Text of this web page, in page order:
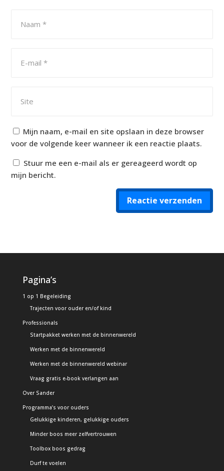
Mijn naam, e-mail en site opslaan in deze browser
voor de volgende keer wanneer ik een reactie plaats.
Stuur me een e-mail als er gereageerd wordt op
mijn bericht.
Reactie verzenden
Pagina’s
1 op 1 Begeleiding
Trajecten voor ouder en/of kind
Professionals
Startpakket werken met de binnenwereld
Werken met de binnenwereld
Werken met de binnenwereld webinar
Vraag gratis e-book verlangen aan
Over Sander
Programma’s voor ouders
Gelukkige kinderen, gelukkige ouders
Minder boos meer zelfvertrouwen
Toolbox boos gedrag
Durf te voelen